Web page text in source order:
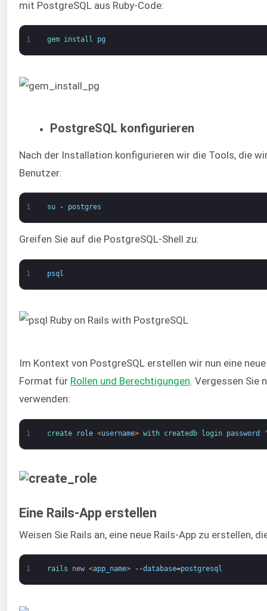
mit PostgreSQL aus Ruby-Code:
1 gem install pg
PostgreSQL konfigurieren
Nach der Installation konfigurieren wir die Tools, die
Benutzer:
1 su - postgres
Greifen Sie auf die PostgreSQL-Shell zu:
1 psql
Im Kontext von PostgreSQL erstellen wir nun eine
Format für Rollen und Berechtigungen. Vergessen Sie
verwenden:
1 create role <username> with createdb login password
Eine Rails-App erstellen
Weisen Sie Rails an, eine neue Rails-App zu erstellen,
1 rails new <app_name> --database=postgresql